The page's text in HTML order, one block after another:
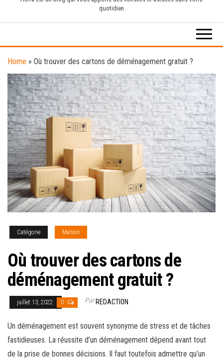
quotidien
Home » Où trouver des cartons de déménagement gratuit ?
Catégorie Maison
Où trouver des cartons de
déménagement gratuit ?
juillet 13, 2022 0 ParREDACTION
Un déménagement est souvent synonyme de stress et de tâches
fastidieuses. La réussite d’un déménagement dépend avant tout
de la prise de bonnes décisions. Il faut toutefois admettre qu’un